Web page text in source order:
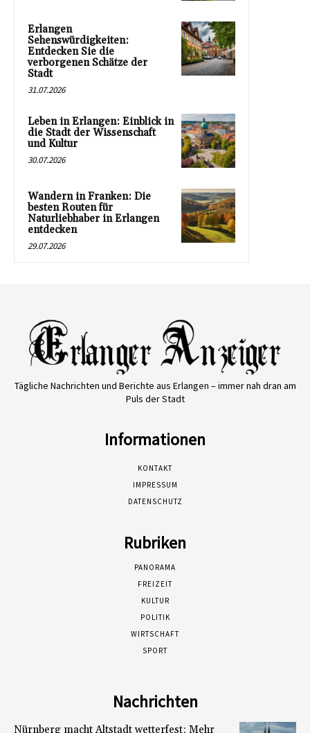
Erlangen
Sehenswürdigkeiten:
Entdecken Sie die
verborgenen Schätze der
Stadt
31.07.2026
Leben in Erlangen: Einblick in
die Stadt der Wissenschaft
und Kultur
30.07.2026
Wandern in Franken: Die
besten Routen für
Naturliebhaber in Erlangen
entdecken
29.07.2026
Tägliche Nachrichten und Berichte aus Erlangen – immer nah dran am
Puls der Stadt
Informationen
KONTAKT
IMPRESSUM
DATENSCHUTZ
Rubriken
PANORAMA
FREIZEIT
KULTUR
POLITIK
WIRTSCHAFT
SPORT
Nachrichten
Nürnberg macht Altstadt wetterfest: Mehr